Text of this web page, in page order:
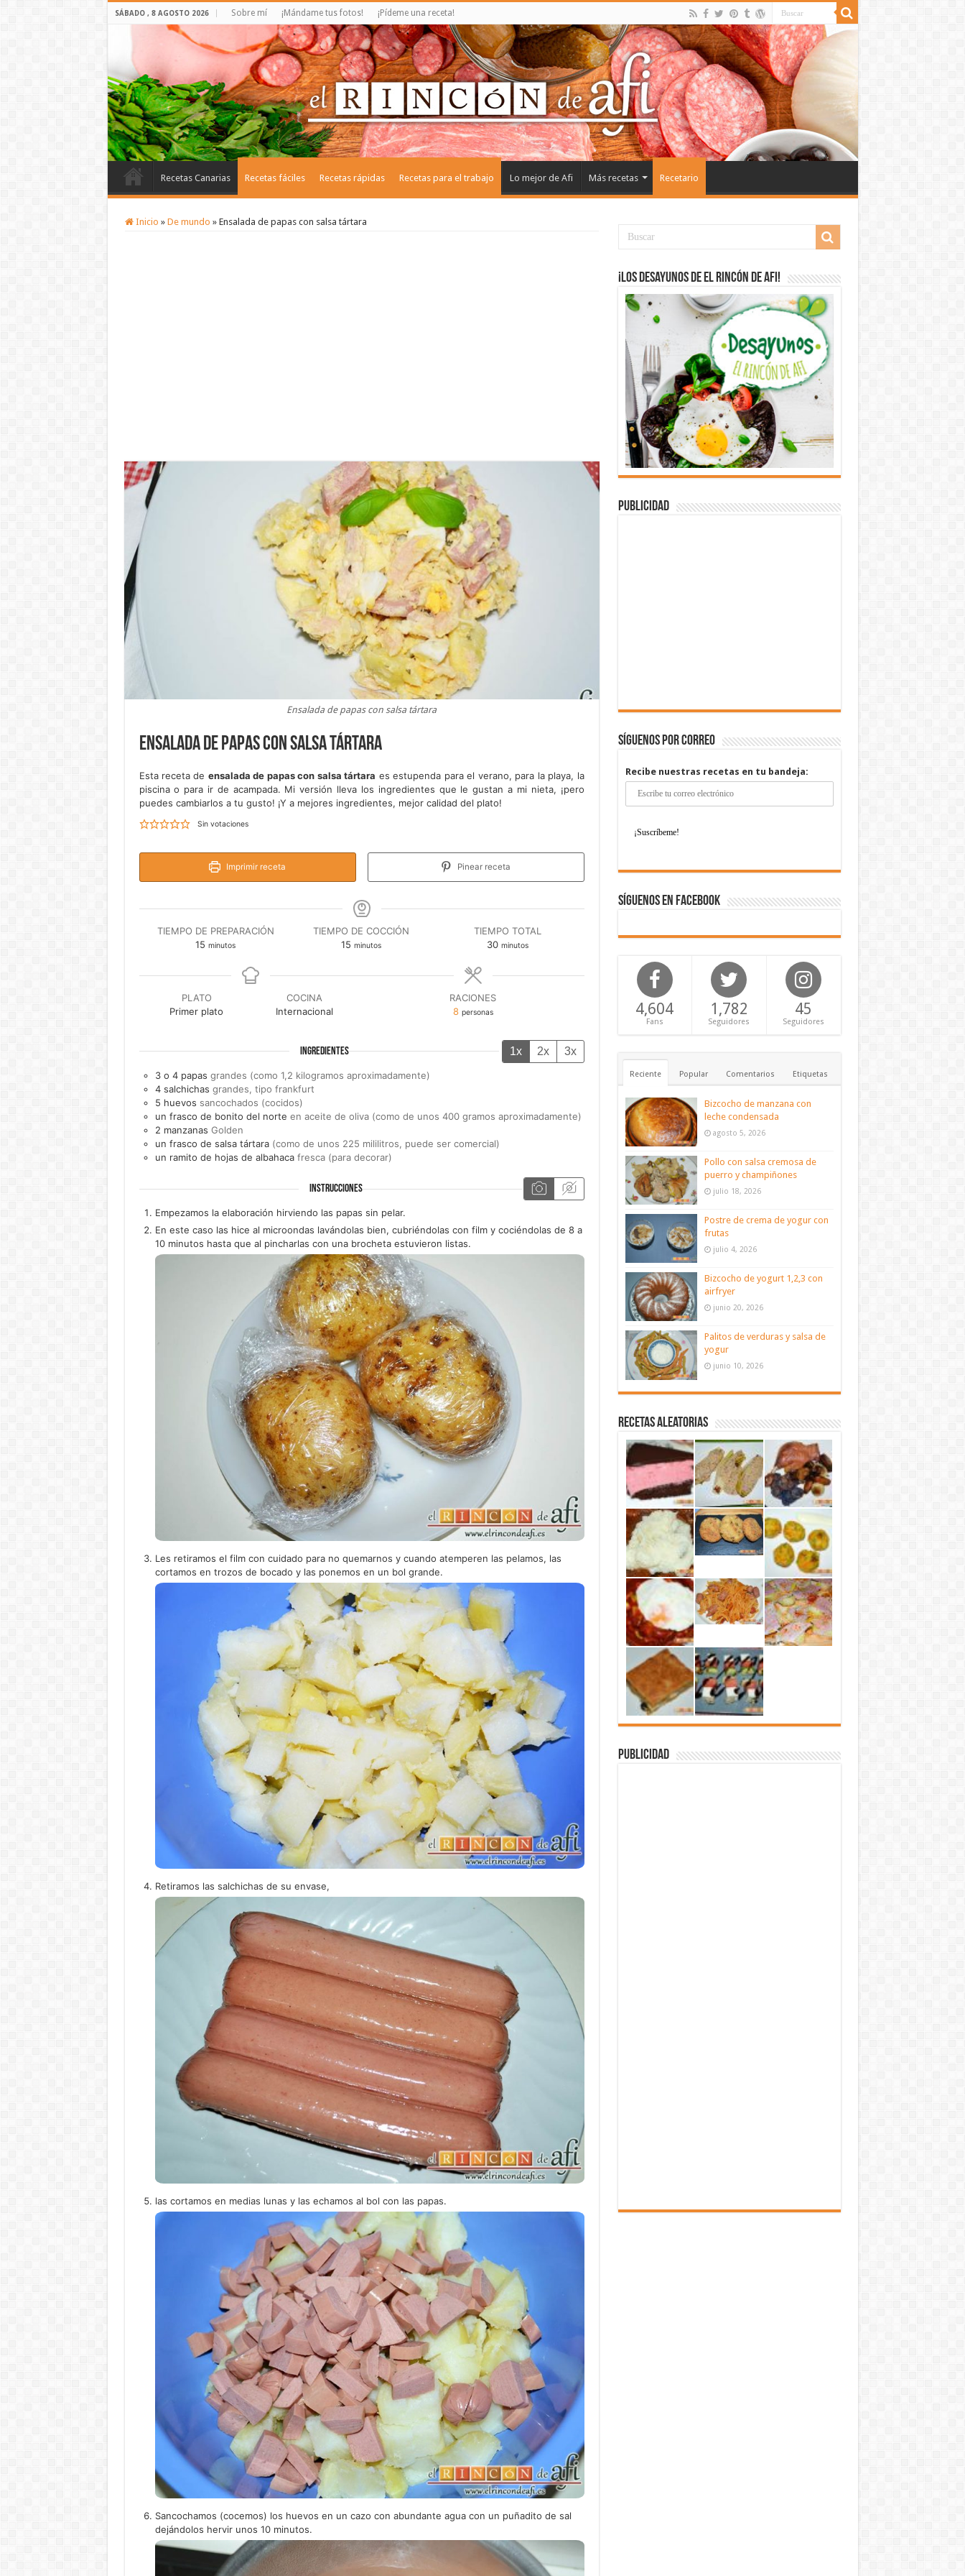
SÁBADO , 8 AGOSTO 2026 Sobre mí ¡Mándame tus fotos! ¡Pídeme una receta!
Recetas Canarias Recetas fáciles Recetas rápidas Recetas para el trabajo Lo mejor de Afi Más recetas Recetario
Inicio » De mundo » Ensalada de papas con salsa tártara
Ensalada de papas con salsa tártara
Ensalada de papas con salsa tártara
Esta receta de ensalada de papas con salsa tártara es estupenda para el verano, para la playa, la
piscina o para ir de acampada. Mi versión lleva los ingredientes que le gustan a mi nieta, ¡pero
puedes cambiarlos a tu gusto! ¡Y a mejores ingredientes, mejor calidad del plato!
Sin votaciones
Imprimir receta Pinear receta
TIEMPO DE PREPARACIÓN
15 minutos
minutos
TIEMPO DE COCCIÓN
15 minutos
minutos
TIEMPO TOTAL
30minutos
minutos
PLATO
Primer plato
COCINA
Internacional
RACIONES
8 personas
INGREDIENTES 1x 2x 3x
3 o 4 papas grandes (como 1,2 kilogramos aproximadamente)
4 salchichas grandes, tipo frankfurt
5 huevos sancochados (cocidos)
un frasco de bonito del norte en aceite de oliva (como de unos 400 gramos aproximadamente)
2 manzanas Golden
un frasco de salsa tártara (como de unos 225 mililitros, puede ser comercial)
un ramito de hojas de albahaca fresca (para decorar)
INSTRUCCIONES
Empezamos la elaboración hirviendo las papas sin pelar.
En este caso las hice al microondas lavándolas bien, cubriéndolas con film y cociéndolas de 8 a
10 minutos hasta que al pincharlas con una brocheta estuvieron listas.
Les retiramos el film con cuidado para no quemarnos y cuando atemperen las pelamos, las
cortamos en trozos de bocado y las ponemos en un bol grande.
Retiramos las salchichas de su envase,
las cortamos en medias lunas y las echamos al bol con las papas.
Sancochamos (cocemos) los huevos en un cazo con abundante agua con un puñadito de sal
dejándolos hervir unos 10 minutos.
¡Los desayunos de El Rincón de Afi!
Publicidad
Síguenos por correo
Recibe nuestras recetas en tu bandeja:
Síguenos en Facebook
4,604
Fans
1,782
Seguidores
45
Seguidores
Reciente Popular Comentarios Etiquetas
Bizcocho de manzana con
leche condensada
agosto 5, 2026
Pollo con salsa cremosa de
puerro y champiñones
julio 18, 2026
Postre de crema de yogur con
frutas
julio 4, 2026
Bizcocho de yogurt 1,2,3 con
airfryer
junio 20, 2026
Palitos de verduras y salsa de
yogur
junio 10, 2026
Recetas aleatorias
Publicidad